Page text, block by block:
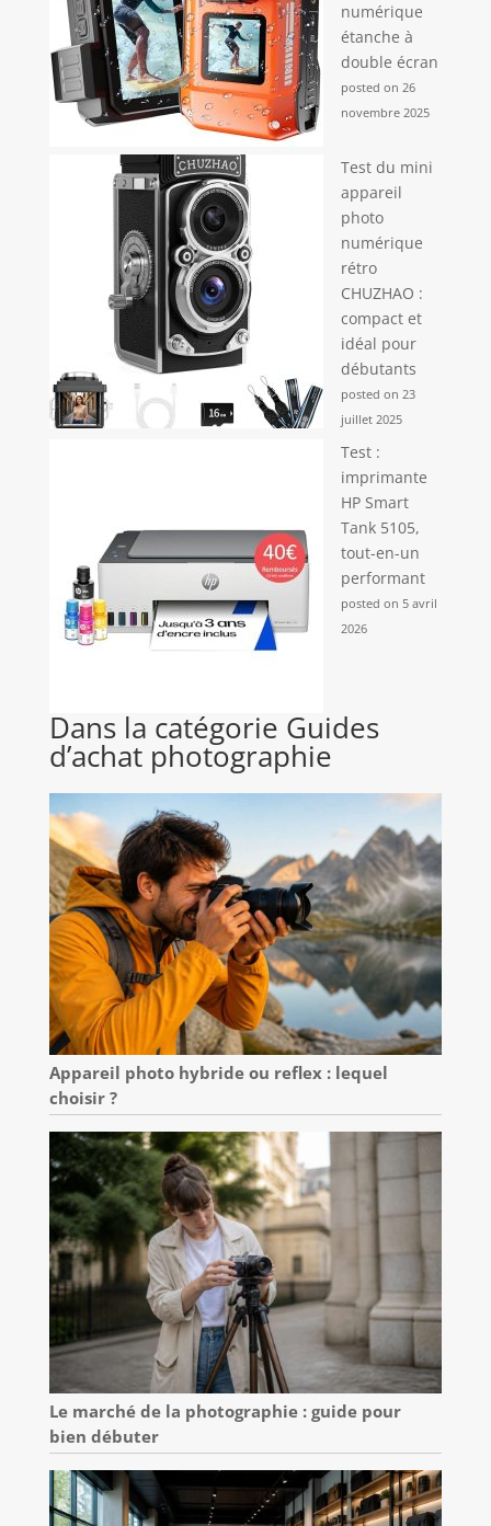
numérique
étanche à
double écran
posted on 26
novembre 2025
Test du mini
appareil
photo
numérique
rétro
CHUZHAO :
compact et
idéal pour
débutants
posted on 23
juillet 2025
Test :
imprimante
HP Smart
Tank 5105,
tout-en-un
performant
posted on 5 avril
2026
Dans la catégorie Guides
d’achat photographie
Appareil photo hybride ou reflex : lequel
choisir ?
Le marché de la photographie : guide pour
bien débuter